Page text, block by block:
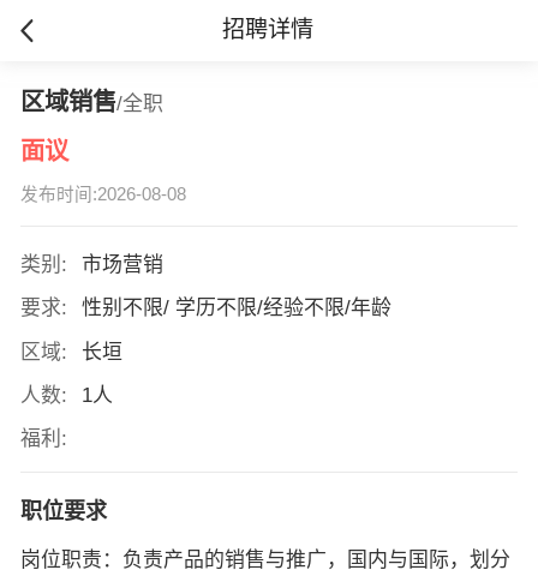
招聘详情
区域销售/全职
面议
发布时间:2026-08-08
类别:
市场营销
要求:
性别不限/ 学历不限/经验不限/年龄
区域:
长垣
人数:
1人
福利:
职位要求
岗位职责：负责产品的销售与推广，国内与国际，划分